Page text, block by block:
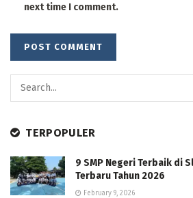
next time I comment.
TERPOPULER
9 SMP Negeri Terbaik di
Terbaru Tahun 2026
February 9, 2026